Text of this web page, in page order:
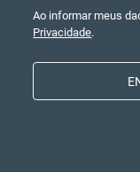
Ao informar meus
Privacidade.